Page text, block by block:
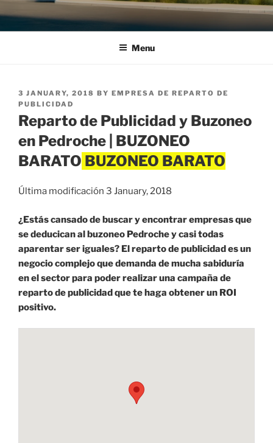
Menu
POSTED
ON
3 JANUARY, 2018 BY EMPRESA DE REPARTO DE
PUBLICIDAD
Reparto de Publicidad y Buzoneo
en Pedroche | BUZONEO
BARATO
Última modificación 3 January, 2018
¿Estás cansado de buscar y encontrar empresas que
se deducican al buzoneo Pedroche y casi todas
aparentar ser iguales? El reparto de publicidad es un
negocio complejo que demanda de mucha sabiduría
en el sector para poder realizar una campaña de
reparto de publicidad que te haga obtener un ROI
positivo.